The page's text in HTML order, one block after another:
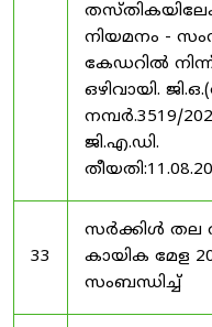
നിയമനം -
കേഡറിൽ
ഒഴിവായി.
നമ്പർ.3519/
ജി.എ.ഡി.
33
സർക്കിൾ തല
കായിക മേള
സംബന്ധിച്ച്